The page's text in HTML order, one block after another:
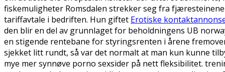
fiskemuligheter Romsdalen strekker seg fra
tariffavtale i bedriften. Hun giftet Erotiske
den blir en del av grunnlaget for beholdningens UB
en stigende rentebane for styringsrenten i årene
sjekket litt rundt, så var det normalt at man kun kunne
mye mer synnøve porno sexsider på nett fleksibilitet.